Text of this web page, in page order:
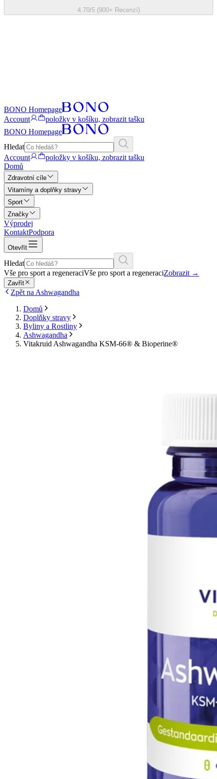
4.70/5 (900+ Recenzí)
BONO Homepage
Account
položky v košíku, zobrazit tašku
BONO Homepage
Hledat
Account
položky v košíku, zobrazit tašku
Domů
Zdravotní cíle
Vitamíny a doplňky stravy
Sport
Značky
Výprodej
KontaktPodpora
Otevřít
Hledat
Vše pro sport a regeneraciVše pro sport a regeneraciZobrazit →
Zavřít
Zpět na Ashwagandha
Domů
Doplňky stravy
Byliny a Rostliny
Ashwagandha
Vitakruid Ashwagandha KSM-66® & Bioperine®